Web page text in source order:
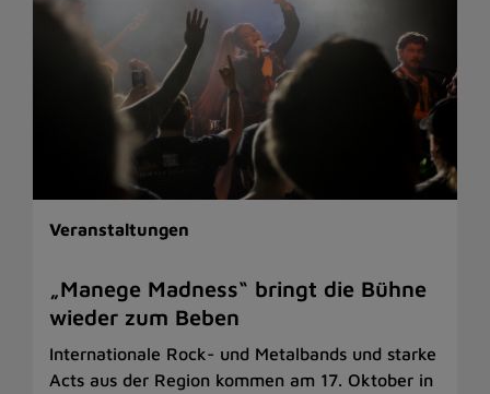
Veranstaltungen
„Manege Madness“ bringt die Bühne
wieder zum Beben
Internationale Rock- und Metalbands und starke
Acts aus der Region kommen am 17. Oktober in